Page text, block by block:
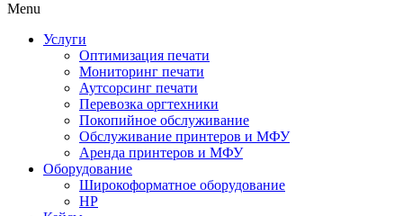
Menu
Услуги
Оптимизация печати
Мониторинг печати
Аутсорсинг печати
Перевозка оргтехники
Покопийное обслуживание
Обслуживание принтеров и МФУ
Аренда принтеров и МФУ
Оборудование
Широкоформатное оборудование
HP